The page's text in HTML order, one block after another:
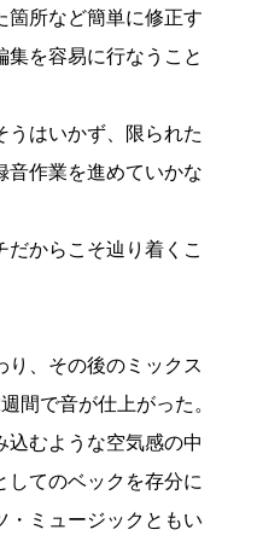
箇所など簡単に修正す
集を容易に行なうこと
うはいかず、限られた
音作業を進めていかな
だからこそ辿り着くこ
り、その後のミックス
間で音が仕上がった。
込むような空気感の中
してのベックを存分に
・ミュージックともい